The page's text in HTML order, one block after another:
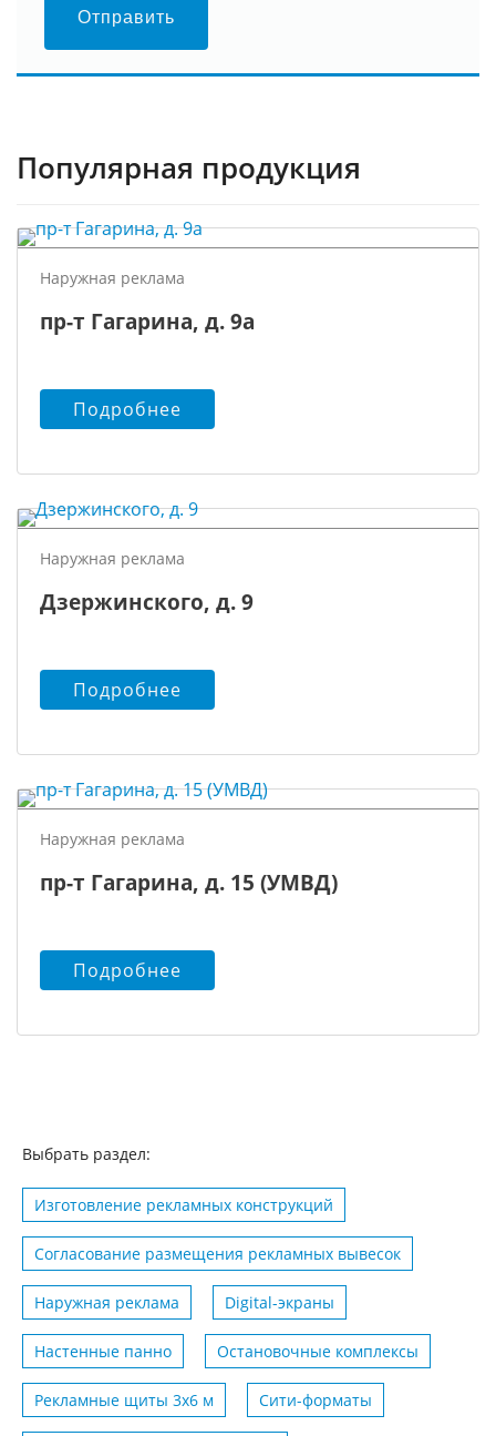
Отправить
Популярная продукция
Наружная реклама
пр-т Гагарина, д. 9а
Подробнее
Наружная реклама
Дзержинского, д. 9
Подробнее
Наружная реклама
пр-т Гагарина, д. 15 (УМВД)
Подробнее
Выбрать раздел:
Изготовление рекламных конструкций
Согласование размещения рекламных вывесок
Наружная реклама Digital-экраны
Настенные панно Остановочные комплексы
Рекламные щиты 3х6 м Сити-форматы